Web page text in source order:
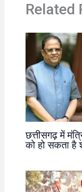
Related
छत्तीसगढ़ में
को हो सकता है